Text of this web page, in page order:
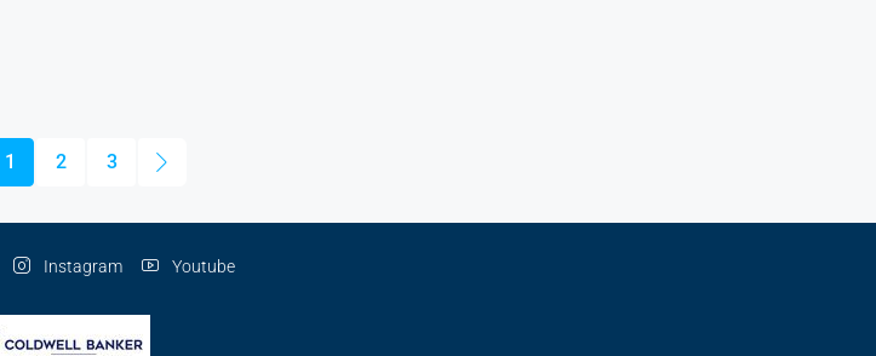
1 2 3
Instagram Youtube